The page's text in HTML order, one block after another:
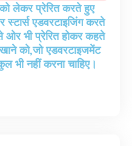
लेकर प्रेरित करते हुए
एडवरटाइजिंग करते
भी प्रेरित होकर कहते
को,जो एडवरटाइजमेंट
भी नहीं करना चाहिए।